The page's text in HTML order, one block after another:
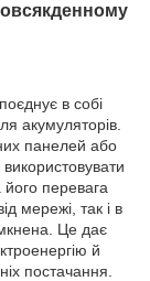
в собі
акумуляторів.
панелей або
перевага
мережі, так і в
Це дає
й
постачання.